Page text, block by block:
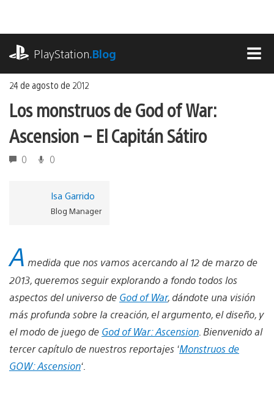
contenido
PlayStation.Blog
24 de agosto de 2012
Los monstruos de God of War:
Ascension – El Capitán Sátiro
0 0
Isa Garrido
Blog Manager
A medida que nos vamos acercando al 12 de marzo de
2013, queremos seguir explorando a fondo todos los
aspectos del universo de God of War, dándote una visión
más profunda sobre la creación, el argumento, el diseño, y
el modo de juego de God of War: Ascension . Bienvenido al
tercer capítulo de nuestros reportajes ‘Monstruos de
GOW: Ascension‘.